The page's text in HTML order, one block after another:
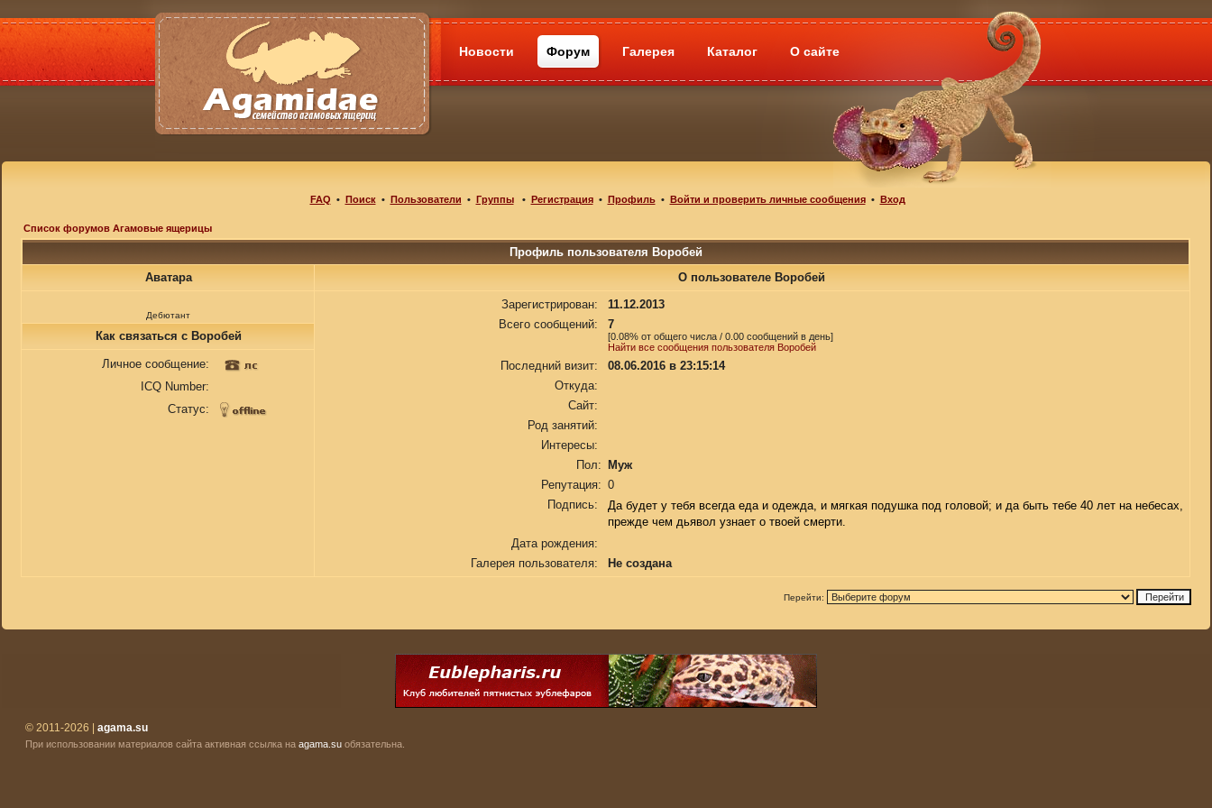
Новости Форум Галерея Каталог О сайте
FAQ • Поиск• Пользователи • Группы• Регистрация• Профиль• Войти и проверить личные сообщения• Вход
Список форумов Агамовые ящерицы
Профиль пользователя Воробей
Аватара
О пользователе Воробей
Дебютант
Зарегистрирован:
11.12.2013
Всего сообщений:
7
[0.08% от общего числа / 0.00 сообщений в день]
Найти все сообщения пользователя Воробей
Последний визит:
08.06.2016 в 23:15:14
Откуда:
Сайт:
Род занятий:
Интересы:
Пол:
Муж
Репутация: 0
Подпись:
Да будет у тебя всегда еда и одежда, и мягкая подушка под головой; и да быть тебе 40 лет на небесах,
прежде чем дьявол узнает о твоей смерти.
Дата рождения:
Галерея пользователя:
Не создана
Как связаться с Воробей
Личное сообщение:
ICQ Number:
Статус:
Перейти:
© 2011-2026 | agama.su
При использовании материалов сайта активная ссылка на agama.su обязательна.